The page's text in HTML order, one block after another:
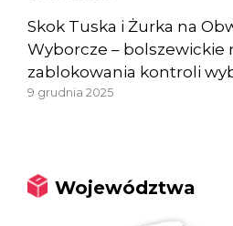
Skok Tuska i Żurka na
Wyborcze – bolszewickie
zablokowania kontroli
9 grudnia 2025
Województwa